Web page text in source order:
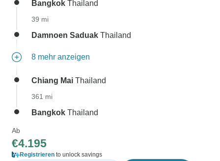
Bangkok Thailand
39 mi
Damnoen Saduak Thailand
8 mehr anzeigen
Chiang Mai Thailand
361 mi
Bangkok Thailand
Ab
€4.195
Registrieren to unlock savings